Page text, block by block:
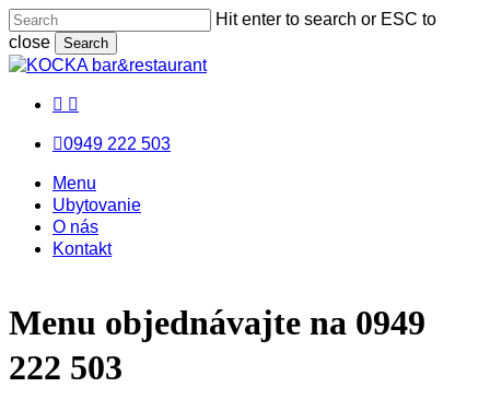
Skip
to
main
Hit enter to search or ESC to
close
Search
Close
facebook
messenger
email
0949 222 503
Menu
Menu
Menu
Ubytovanie
O nás
Kontakt
Menu objednávajte na 0949
222 503